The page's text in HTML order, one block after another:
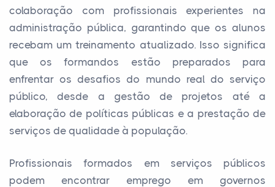
colaboração com profissionais experientes na
administração pública, garantindo que os alunos
recebam um treinamento atualizado. Isso significa
que os formandos estão preparados para
enfrentar os desafios do mundo real do serviço
público, desde a gestão de projetos até a
elaboração de políticas públicas e a prestação de
serviços de qualidade à população.
Profissionais formados em serviços públicos
podem encontrar emprego em governos